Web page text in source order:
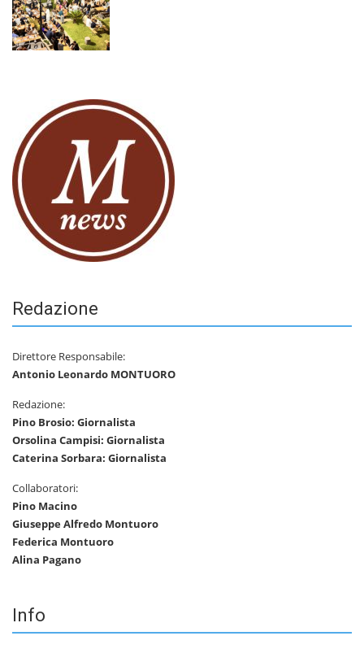
Redazione
Direttore Responsabile:
Antonio Leonardo MONTUORO
Redazione:
Pino Brosio: Giornalista
Orsolina Campisi: Giornalista
Caterina Sorbara: Giornalista
Collaboratori:
Pino Macino
Giuseppe Alfredo Montuoro
Federica Montuoro
Alina Pagano
Info